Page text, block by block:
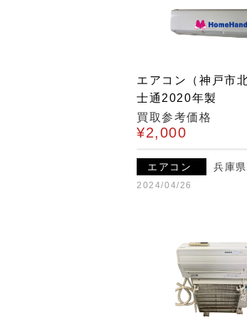
エアコン（神戸市
士通2020年製
買取参考価格
¥2,000
エアコン 兵庫
2024/04/26